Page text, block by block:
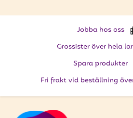
Jobba hos oss
Grossister över hela
Spara produkter
Fri frakt vid beställning